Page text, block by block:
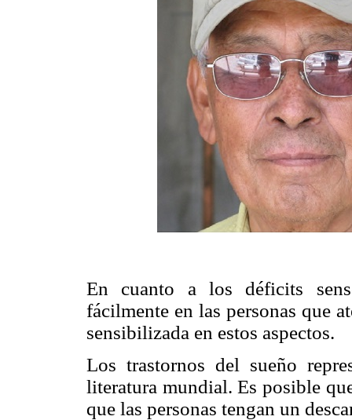
En cuanto a los déficits
fácilmente en las personas que
sensibilizada en estos aspectos.
Los trastornos del sueño
literatura mundial. Es posible
que las personas tengan un